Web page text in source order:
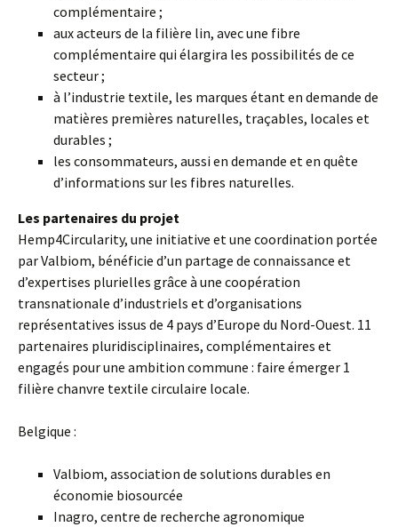
complémentaire ;
aux acteurs de la filière lin, avec une fibre
complémentaire qui élargira les possibilités de ce
secteur ;
à l’industrie textile, les marques étant en demande de
matières premières naturelles, traçables, locales et
durables ;
les consommateurs, aussi en demande et en quête
d’informations sur les fibres naturelles.
Les partenaires du projet
Hemp4Circularity, une initiative et une coordination portée
par Valbiom, bénéficie d’un partage de connaissance et
d’expertises plurielles grâce à une coopération
transnationale d’industriels et d’organisations
représentatives issus de 4 pays d’Europe du Nord-Ouest. 11
partenaires pluridisciplinaires, complémentaires et
engagés pour une ambition commune : faire émerger 1
filière chanvre textile circulaire locale.
Belgique :
Valbiom, association de solutions durables en
économie biosourcée
Inagro, centre de recherche agronomique